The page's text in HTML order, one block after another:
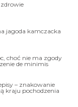
jagoda kamczacka
choć nie ma zgody
de minimis
– znakowanie
kraju pochodzenia